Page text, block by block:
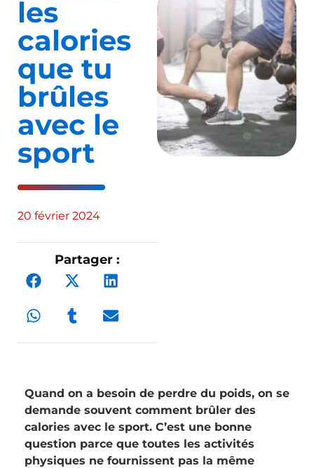
les
calories
que tu
brûles
avec le
sport
20 février 2024
Partager :
Quand on a besoin de perdre du poids, on se
demande souvent comment brûler des
calories avec le sport. C’est une bonne
question parce que toutes les activités
physiques ne fournissent pas la même